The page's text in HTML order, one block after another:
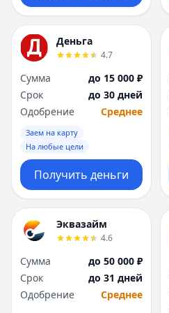
Деньга
4.7
Сумма
до 15 000 ₽
Срок
до 30 дней
Одобрение
Среднее
Заем на карту
На любые цели
Получить деньги
Эквазайм
4.6
Сумма
до 50 000 ₽
Срок
до 31 дней
Одобрение
Среднее